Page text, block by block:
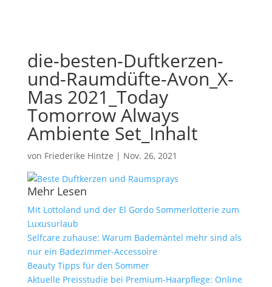
die-besten-Duftkerzen-
und-Raumdüfte-Avon_X-
Mas 2021_Today
Tomorrow Always
Ambiente Set_Inhalt
von Friederike Hintze | Nov. 26, 2021
Mehr Lesen
Mit Lottoland und der El Gordo Sommerlotterie zum
Luxusurlaub
Selfcare zuhause: Warum Bademäntel mehr sind als
nur ein Badezimmer-Accessoire
Beauty Tipps für den Sommer
Aktuelle Preisstudie bei Premium-Haarpflege: Online